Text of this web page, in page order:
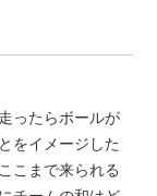
ったらボールが
をイメージした
こまで来られる